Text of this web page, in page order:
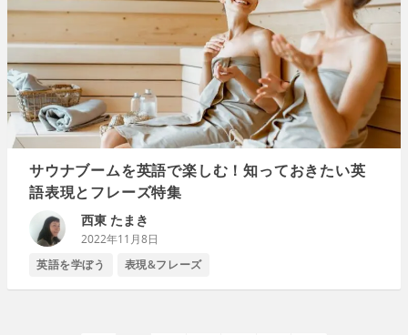
サウナブームを英語で楽しむ！知っておきたい英
語表現とフレーズ特集
西東 たまき
2022年11月8日
英語を学ぼう
表現&フレーズ